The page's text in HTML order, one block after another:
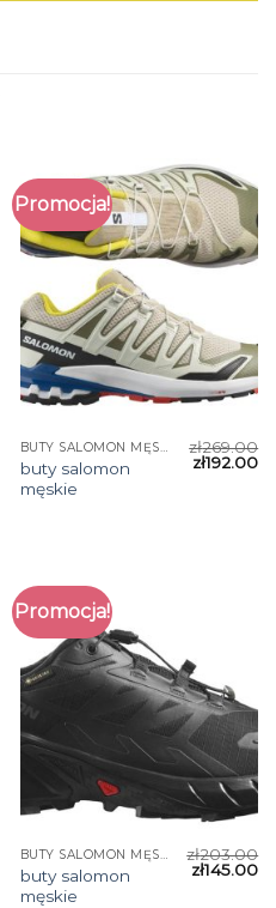
Promocja!
BUTY SALOMON MĘSKIE
buty salomon
męskie
zł269.00
zł192.00
Promocja!
BUTY SALOMON MĘSKIE
buty salomon
męskie
zł203.00
zł145.00